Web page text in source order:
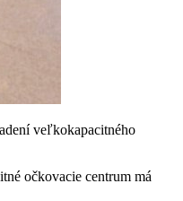
veľkokapacitného
očkovacie centrum má